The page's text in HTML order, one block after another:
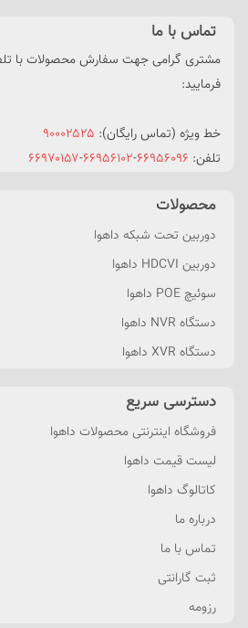
تماس با ما
مشتری گرامی جهت سفارش محصولات با
فرمایید:
خط ویژه (تماس رایگان): ۹۰۰۰۲۵۲۵
تلفن: ۶۶۹۵۶۰۹۶-۶۶۹۵۶۱۰۲-۶۶۹۷۰۱۵۷
محصولات
دوربین تحت شبکه داهوا
دوربین HDCVI داهوا
سوئیچ POE داهوا
دستگاه NVR داهوا
دستگاه XVR داهوا
دسترسی سریع
فروشگاه اینترنتی محصولات داهوا
لیست قیمت داهوا
کاتالوگ داهوا
درباره ما
تماس با ما
ثبت گارانتی
رزومه